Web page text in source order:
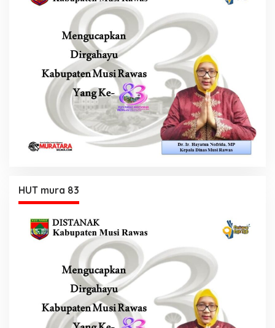
HUT mura 83